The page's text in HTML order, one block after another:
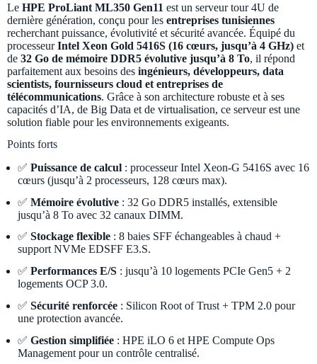
Le HPE ProLiant ML350 Gen11 est un serveur tour 4U de
dernière génération, conçu pour les entreprises tunisiennes
recherchant puissance, évolutivité et sécurité avancée. Équipé du
processeurIntel Xeon Gold 5416S (16 cœurs, jusqu’à 4 GHz) et
de 32 Go de mémoire DDR5 évolutive jusqu’à 8 To, il répond
parfaitement aux besoins des ingénieurs, développeurs, data
scientists, fournisseurs cloud et entreprises de
télécommunications. Grâce à son architecture robuste et à ses
capacités d’IA, de Big Data et de virtualisation, ce serveur est une
solution fiable pour les environnements exigeants.
Points forts
✅ Puissance de calcul : processeur Intel Xeon-G 5416S avec 16
cœurs (jusqu’à 2 processeurs, 128 cœurs max).
✅ Mémoire évolutive : 32 Go DDR5 installés, extensible
jusqu’à 8 To avec 32 canaux DIMM.
✅ Stockage flexible : 8 baies SFF échangeables à chaud +
support NVMe EDSFF E3.S.
✅ Performances E/S : jusqu’à 10 logements PCIe Gen5 + 2
logements OCP 3.0.
✅ Sécurité renforcée : Silicon Root of Trust + TPM 2.0 pour
une protection avancée.
✅ Gestion simplifiée : HPE iLO 6 et HPE Compute Ops
Management pour un contrôle centralisé.